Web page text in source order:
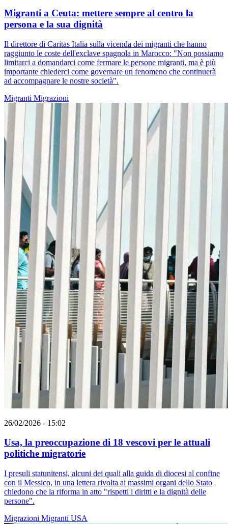
Migranti a Ceuta: mettere sempre al centro la
persona e la sua dignità
Il direttore di Caritas Italia sulla vicenda dei migranti che hanno
raggiunto le coste dell'exclave spagnola in Marocco: "Non possiamo
limitarci a domandarci come fermare le persone migranti, ma è più
importante chiederci come governare un fenomeno che continuerà
ad accompagnare le nostre società".
Migranti Migrazioni
26/02/2026 - 15:02
Usa, la preoccupazione di 18 vescovi per le attuali
politiche migratorie
I presuli statunitensi, alcuni dei quali alla guida di diocesi al confine
con il Messico, in una lettera rivolta ai massimi organi dello Stato
chiedono che la riforma in atto "rispetti i diritti e la dignità delle
persone".
Migrazioni Migranti USA